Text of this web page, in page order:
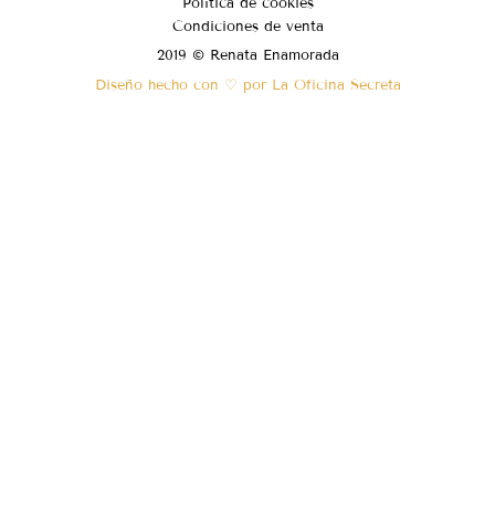
Condiciones de venta
2019 © Renata Enamorada
Diseño hecho con ♡ por La Oficina Secreta